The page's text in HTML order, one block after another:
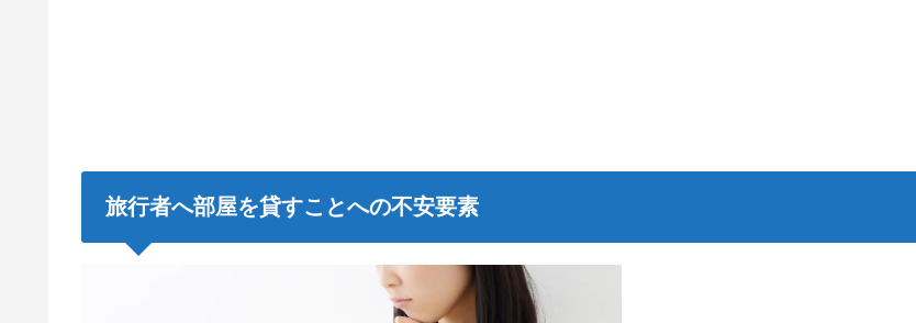
旅行者へ部屋を貸すことへの不安要素